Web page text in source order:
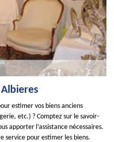
estimer vos biens anciens
etc.) ? Comptez sur le savoir-
apporter l’assistance nécessaires.
service pour estimer les biens.